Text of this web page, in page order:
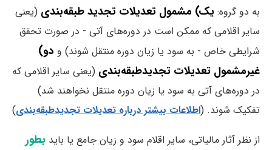
به دو گروه:یک) مشمول تعدیلات تجدید طبقه‌بندی(یعنی
سایر اقلامی که ممکن است در دوره‌های آتی - در صورت تحقق
شرایطی خاص - به سود یا زیان دوره منتقل شوند) و دو)
غیرمشمول تعدیلات تجدیدطبقه‌بندی(یعنی سایر اقلامی که
در دوره‌های آتی به سود یا زیان دوره منتقل نخواهند شد)
تفکیک شوند. (اطلاعات بیشتر درباره تعدیلات تجدیدطبقه‌بندی)
از نظر آثار مالیاتی، سایر اقلام سود و زیان جامع یا بایدبطور